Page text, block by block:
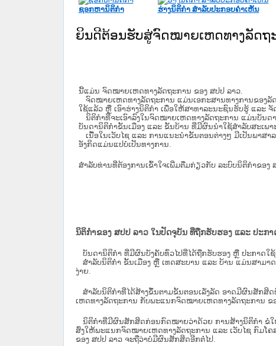
ຊອກຫານິຕິກໍາ ຮ່າງນິຕິກໍາ ສໍາລັບປະກອບຄໍາເຫັນ
ຍິນດີຕ້ອນຮັບສູ່ຈົດໝາຍເຫດທາງລັດຖ
ນີ້ແມ່ນ ຈົດໝາຍເຫດທາງລັດຖະການ ຂອງ ສປປ ລາວ.
ຈົດໝາຍເຫດທາງລັດຖະການ ແມ່ນ​ເອ​ກະ​ສານ​ທາງ​ການ​ຂອງ​ລັ
ໃຊ້ແລ້ວ ຫຼື ເອົາຮ່າງນິຕິກໍາ ເພື່ອໃຫ້​ສາ​ທາ​ລະ​ນະ​ຊົນ​ຮັບ​ຮູ້ ແລະ
ນິ​ຕິ​ກຳ​ທີ່​ຈະ​ເອົາ​ລົງ​ໃນ​ຈົດ​ໝາຍ​ເຫດ​ທາງ​ລັດ​ຖະ​ການ ​ແມ່ນ​ບັນ​
ບັນ​ດານິ​ຕິ​ກຳ​ຂັ້ນ​ເມືອງ ແລະ ຂັ້ນ​ບ້ານ ​ທີ່​ມີ​ຜົນ​ນຳ​ໃຊ້​ສຳ​ລັບ​ສະ​ເພາ
ເນື້ອໃນ​ເວັບ​ໄຊ​ ແລະ ການແນະນໍາຂັ້ນຕອນຕ່າງໆ ມີເປັນພາສ
ອັງກິດແມ່ນແປບໍ່ເປັນທາງການ.
ສໍາລັບທ່ານທີ່ຕ້ອງການເຂົ້າໃຈເພີ່ມຕື່ມກ່ຽວກັບ ລະບົບນິຕິກຳຂອງ
ນິຕິກຳຂອງ ສປປ ລາວ ໃນປັດຈຸບັນ ທີ່ຖືກ​ຮັບ​ຮອງ ແລະ ປະກ
ບັນດານິຕິກໍາ ທີ່ມີຜົນບັງຄັບທົ່ວໄປທີ່ໄດ້ຖືກ​ຮັບ​ຮອງ ຫຼື ປະກາດ
ສຳລັບນິ​ຕິ​ກຳ ຂັ້ນເມືອງ ຫຼື ເທດ​ສະ​ບານ ແລະ ບ້ານ ແມ່ນສາມາ
ງ່າຍ.
ສໍາລັບນິຕິກໍາທີ່ໄດ້ສ້າງຂຶ້ນຕາມຂັ້ນຕອນເລັ່ງລັດ ອາດມີຜົນສັກສິ
ເຫດທາງລັດຖະການ ກັບ​ພະແນກຈົດ​ໝາຍ​ເຫດ​ທາງ​ລັດ​ຖະ​ການ​
ນິ​ຕິ​ກຳ​ທີ່​ມີ​ຜົນ​ສັກ​ສິດ​ກ່ອນ​ກົດ​ໝາຍ​ວ່າ​ດ້ວຍ​ ການ​ສ້າງ​ນິ​ຕິ​ກຳ ຂໍໃ
ສົ່ງໃຫ້​ພະແນກຈົດ​ໝາຍ​ເຫດ​ທາງ​ລັດ​ຖະ​ການ ແລະ ເວັບໄຊ​ ກົມໂ
ຂອງ ສປ​ປ ລາວ ​ຈະຖື​ວ່າບໍ່​ມີ​ຜົນ​ສັກ​ສິດ​ອີກ​ຕໍ່​ໄປ.